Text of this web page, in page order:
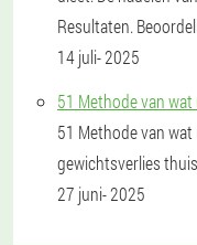
Resultaten.
14 juli- 2025
51 Methode van
51 Methode van
gewichtsverlies
27 juni- 2025